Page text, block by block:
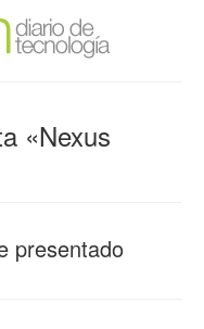
«Nexus
presentado